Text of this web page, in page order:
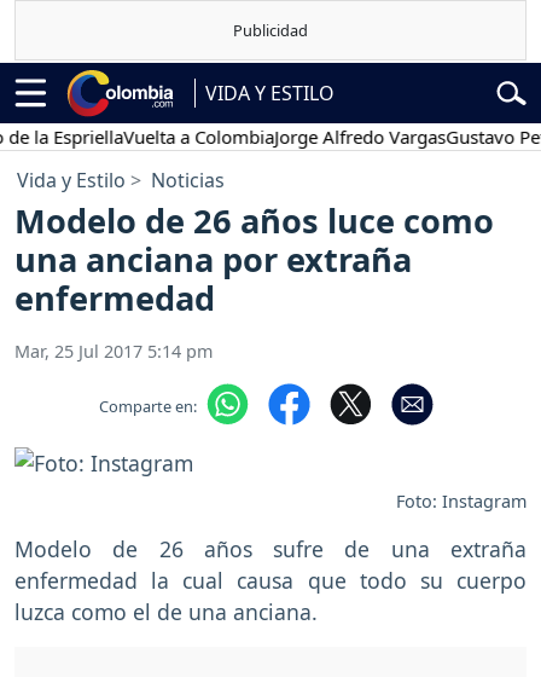
VIDA Y ESTILO
Vuelta a ColombiaJorge Alfredo Vargas Gustavo Petro
Vida y Estilo Noticias
Modelo de 26 años luce como
una anciana por extraña
enfermedad
Mar, 25 Jul 2017 5:14 pm
Comparte en:
Foto: Instagram
Modelo de 26 años sufre de una extraña
enfermedad la cual causa que todo su cuerpo
luzca como el de una anciana.